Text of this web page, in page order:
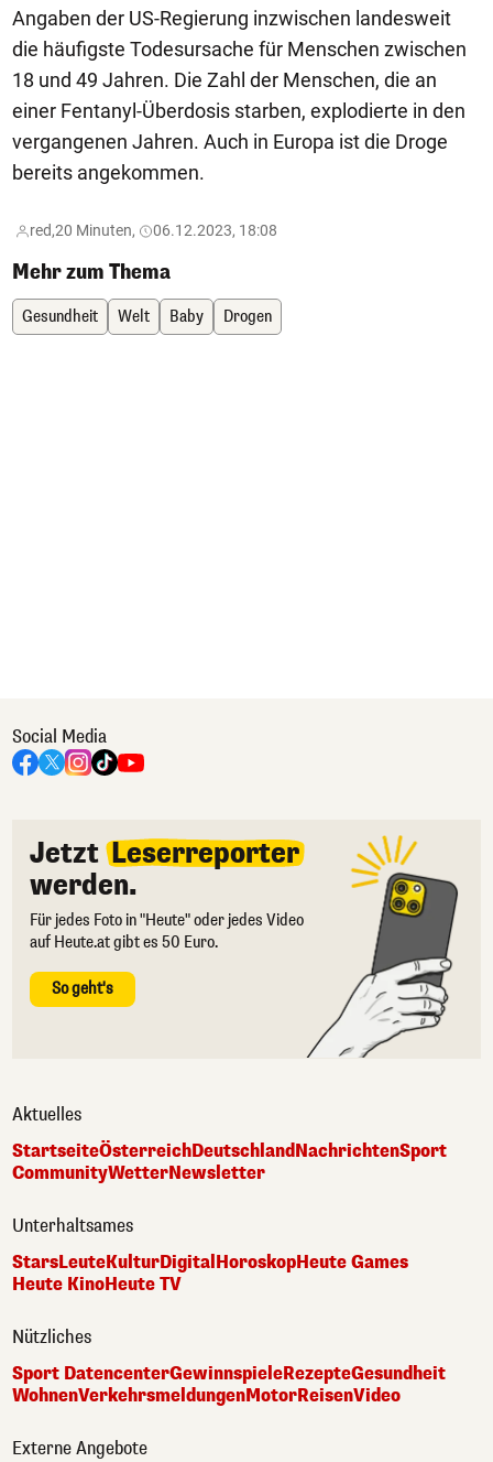
Angaben der US-Regierung inzwischen landesweit
die häufigste Todesursache für Menschen zwischen
18 und 49 Jahren. Die Zahl der Menschen, die an
einer Fentanyl-Überdosis starben, explodierte in den
vergangenen Jahren. Auch in Europa ist die Droge
bereits angekommen.
red,20 Minuten, 06.12.2023, 18:08
Mehr zum Thema
Gesundheit Welt Baby Drogen
Social Media
Jetzt Leserreporter
werden.
Für jedes Foto in "Heute" oder jedes Video
auf Heute.at gibt es 50 Euro.
So geht's
Aktuelles
StartseiteÖsterreichDeutschlandNachrichtenSport
CommunityWetterNewsletter
Unterhaltsames
StarsLeuteKulturDigitalHoroskopHeute Games
Heute KinoHeute TV
Nützliches
Sport DatencenterGewinnspieleRezepteGesundheit
WohnenVerkehrsmeldungenMotorReisenVideo
Externe Angebote